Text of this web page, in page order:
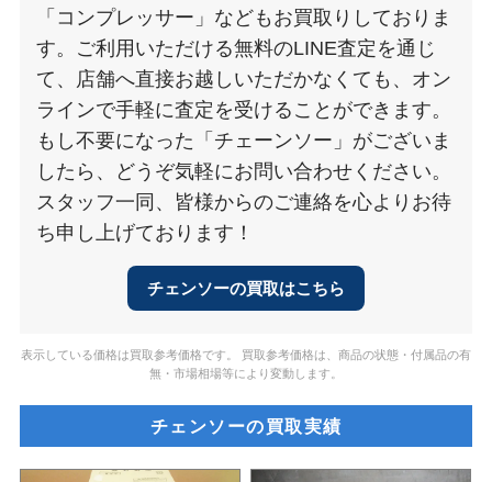
「コンプレッサー」などもお買取りしておりま
す。ご利用いただける無料のLINE査定を通じ
て、店舗へ直接お越しいただかなくても、オン
ラインで手軽に査定を受けることができます。
もし不要になった「チェーンソー」がございま
したら、どうぞ気軽にお問い合わせください。
スタッフ一同、皆様からのご連絡を心よりお待
ち申し上げております！
チェンソーの買取はこちら
表示している価格は買取参考価格です。 買取参考価格は、商品の状態・付属品の有
無・市場相場等により変動します。
チェンソーの買取実績